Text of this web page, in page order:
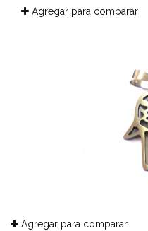
Agregar para comparar
Agregar para comparar